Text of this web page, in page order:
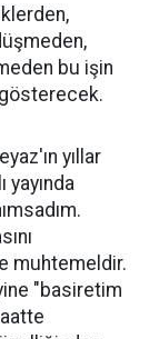
bu işin
yıllar
yayında
muhtemeldir.
"basiretim